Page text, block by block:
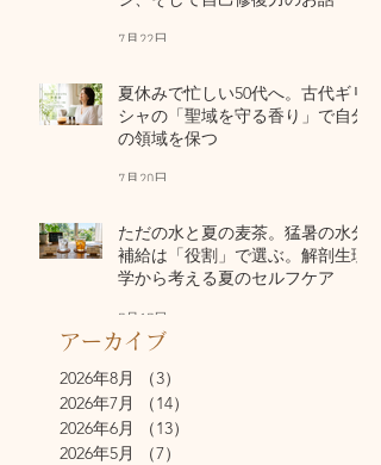
7月22日
夏休みで忙しい50代へ。古代ギリ
シャの「聖域を守る香り」で自分
の領域を保つ
7月20日
ただの水と夏の麦茶。猛暑の水分
補給は「役割」で選ぶ。解剖生理
学から考える夏のセルフケア
7月17日
アーカイブ
2026年8月
（3）
2026年7月
（14）
2026年6月
（13）
2026年5月
（7）